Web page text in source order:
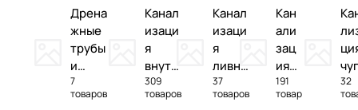
Дрена
жные
трубы
и
фитин
ги
7
товаров
Канал
изаци
я
внутр
енняя
309
товаров
Канал
изаци
я
ливне
вая
37
товаров
Кан
али
зац
ия
нар
ужн
191
товар
32